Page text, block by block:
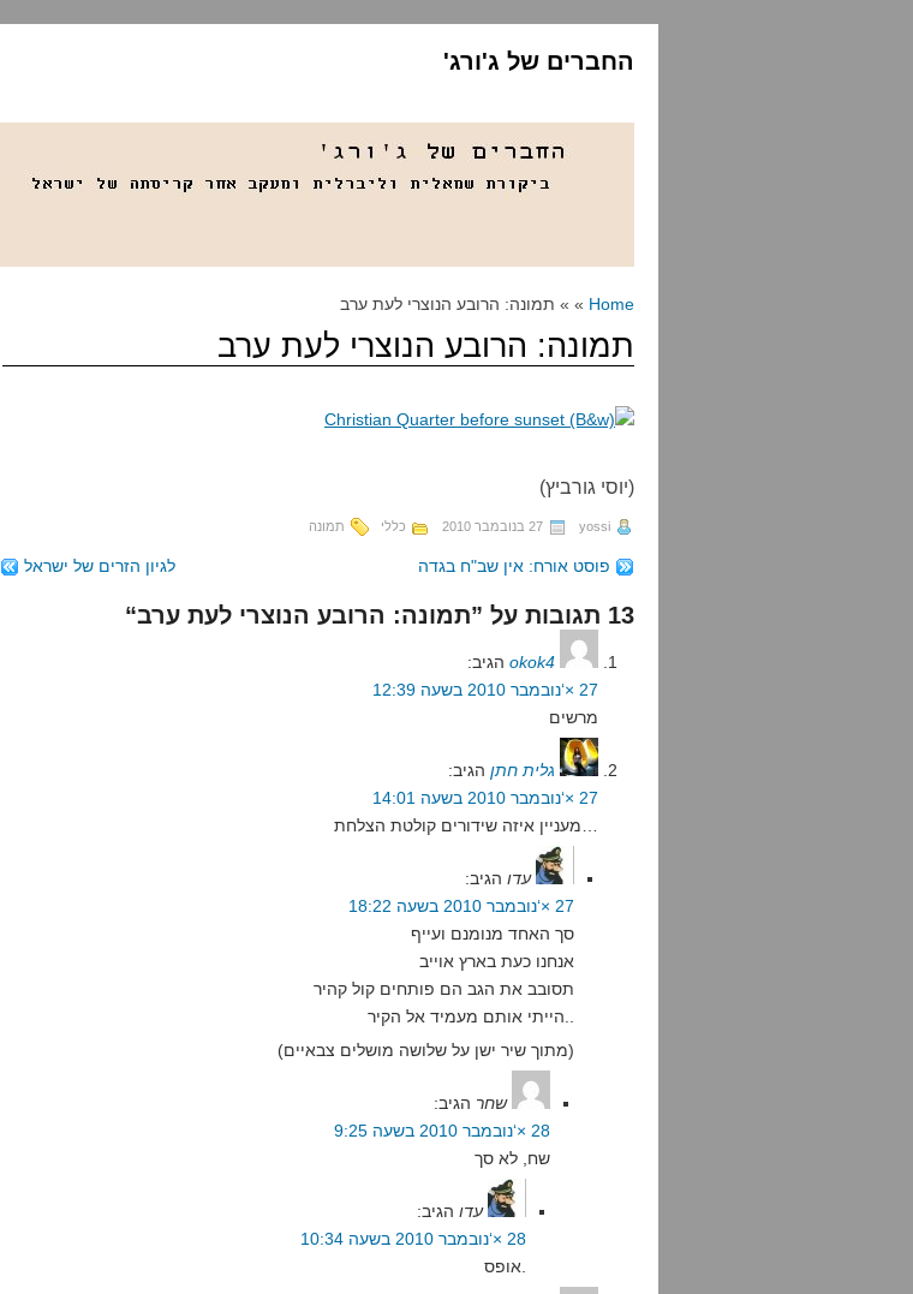
החברים של ג'ורג'
Home » » תמונה: הרובע הנוצרי לעת ערב
תמונה: הרובע הנוצרי לעת ערב
(יוסי גורביץ)
yossi 27 בנובמבר 2010 כללי תמונה
פוסט אורח: אין שב"ח בגדה לגיון הזרים של ישראל
13 תגובות על ”תמונה: הרובע הנוצרי לעת ערב“
okok4 הגיב:
27 ×‘נובמבר 2010 בשעה 12:39
מרשים
גלית חתן הגיב:
27 ×‘נובמבר 2010 בשעה 14:01
עדו הגיב:
27 ×‘נובמבר 2010 בשעה 18:22
סך האחד מנומנם ועייף
אנחנו כעת בארץ אוייב
תסובב את הגב הם פותחים קול קהיר
(מתוך שיר ישן על שלושה מושלים צבאיים)
שחר הגיב:
28 ×‘נובמבר 2010 בשעה 9:25
שח, לא סך
עדו הגיב:
28 ×‘נובמבר 2010 בשעה 10:34